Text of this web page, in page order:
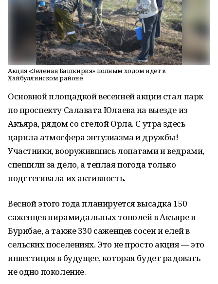
Акция «Зеленая Башкирия» полным ходом идет в
Хайбуллинском районе
Основной площадкой весенней акции стал парк
по проспекту Салавата Юлаева на выезде из
Акъяра, рядом со стелой Орла. С утра здесь
царила атмосфера энтузиазма и дружбы!
Участники, вооружившись лопатами и ведрами,
спешили за дело, а теплая погода только
подстегивала их активность.
Весной этого года планируется высадка 150
саженцев пирамидальных тополей в Акъяре и
Бурибае, а также 330 саженцев сосен и елей в
сельских поселениях. Это не просто акция — это
инвестиция в будущее, которая будет радовать
не одно поколение.